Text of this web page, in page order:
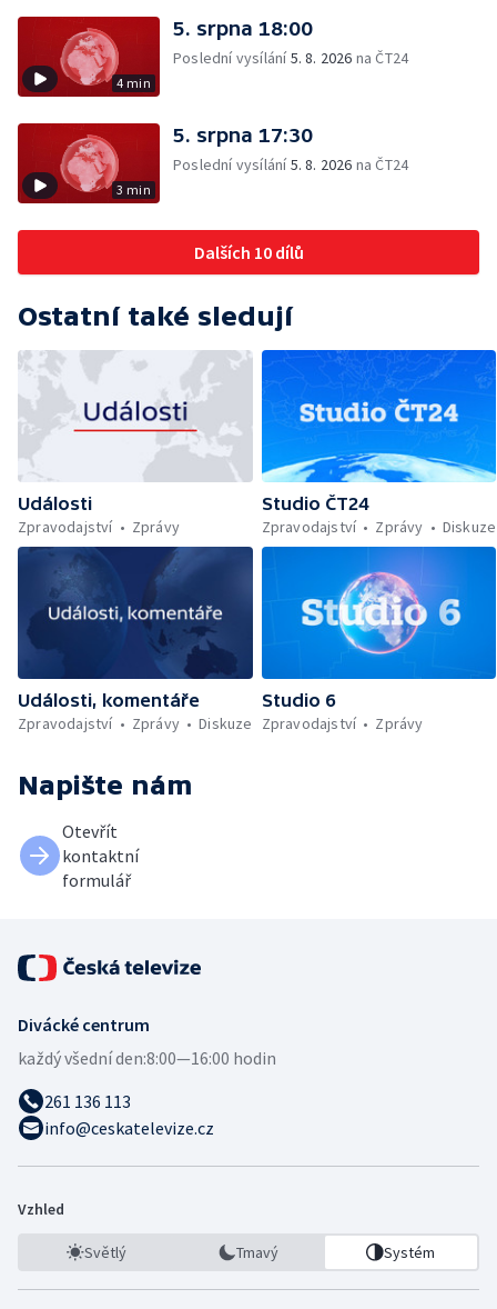
4 min
5. srpna 18:00
Poslední vysílání5. 8. 2026 na ČT24
3 min
5. srpna 17:30
Poslední vysílání5. 8. 2026 na ČT24
Dalších 10 dílů
Ostatní také sledují
Události
Zpravodajství
Zprávy
Studio ČT24
Zpravodajství
Zprávy Diskuze
Události, komentáře
Zpravodajství
Zprávy Diskuze
Studio 6
Zpravodajství
Zprávy
Napište nám
Otevřít
kontaktní
formulář
Divácké centrum
každý všední den:8:00—16:00 hodin
261 136 113
info@ceskatelevize.cz
Vzhled
Světlý Tmavý Systém